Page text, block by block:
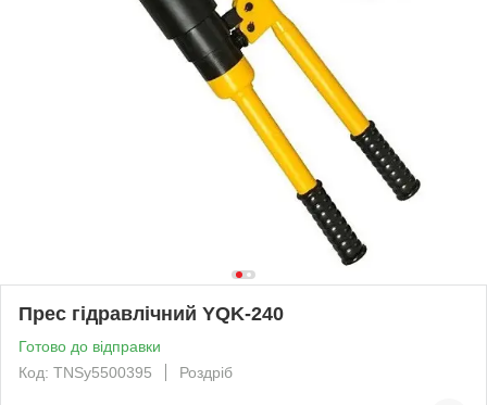
Прес гідравлічний YQK-240
Готово до відправки
Код: TNSy5500395
Роздріб